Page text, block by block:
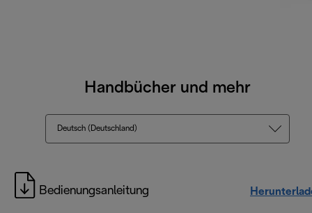
Handbücher und mehr
Deutsch (Deutschland)
Bedienungsanleitung